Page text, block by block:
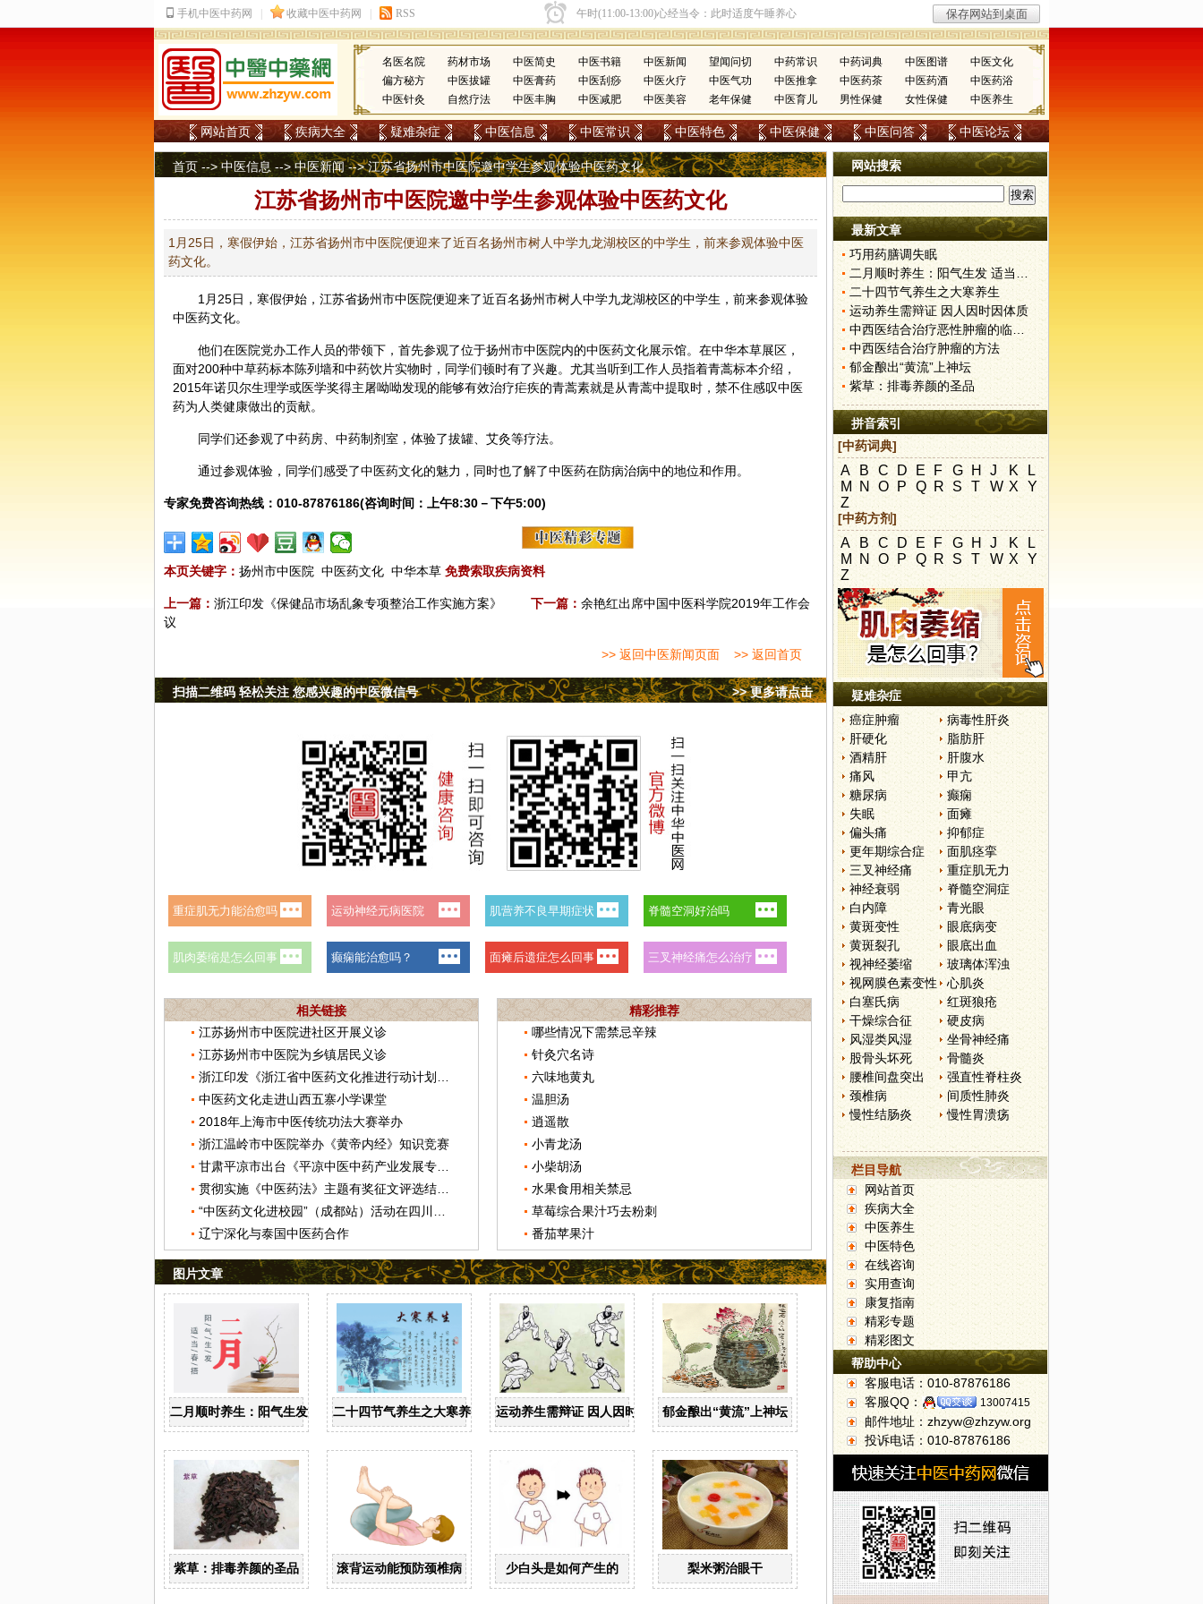
名医名院 药材市场 中医简史 中医书籍 中医新闻 望闻问切 中药常识 中药词典 中医图谱
中医文化
偏方秘方
中医拔罐 中医膏药 中医刮痧 中医火疗 中医气功 中医推拿 中医药茶 中医药酒
中医药浴
中医针灸
自然疗法 中医丰胸 中医减肥 中医美容 老年保健 中医育儿 男性保健 女性保健 中医养生
网站首页 疾病大全 疑难杂症 中医信息 中医常识 中医特色 中医保健 中医问答 中医论坛
首页 -->中医信息 -->中医新闻--> 江苏省扬州市中医院邀中学生参观体验中医药文化
江苏省扬州市中医院邀中学生参观体验中医药文化
1月25日，寒假伊始，江苏省扬州市中医院便迎来了近百名扬州市树人中学九龙湖校区的中学生，前来参观体验中医
药文化。
1月25日，寒假伊始，江苏省扬州市中医院便迎来了近百名扬州市树人中学九龙湖校区的中学生，前来参观体验
中医药文化。
他们在医院党办工作人员的带领下，首先参观了位于扬州市中医院内的中医药文化展示馆。在中华本草展区，
面对200种中草药标本陈列墙和中药饮片实物时，同学们顿时有了兴趣。尤其当听到工作人员指着青蒿标本介绍，
2015年诺贝尔生理学或医学奖得主屠呦呦发现的能够有效治疗疟疾的青蒿素就是从青蒿中提取时，禁不住感叹中医
药为人类健康做出的贡献。
同学们还参观了中药房、中药制剂室，体验了拔罐 艾灸等疗法。
通过参观体验，同学们感受了中医药文化的魅力，同时也了解了中医药在防病治病中的地位和作用。
专家免费咨询热线：010-87876186(咨询时间：上午8:30－下午5:00)
本页关键字： 扬州市中医院 中医药文化 中华本草 免费索取疾病资料
上一篇： 浙江印发《保健品市场乱象专项整治工作实施方案》 下一篇： 余艳红出席中国中医科学院2019年工作会
议
>> 返回中医新闻页面 >> 返回首页
>> 更多请点击
扫描二维码 轻松关注 您感兴趣的中医微信号
相关链接
江苏扬州市中医院进社区开展义诊
江苏扬州市中医院为乡镇居民义诊
中医药文化走进山西五寨小学课堂
2018年上海市中医传统功法大赛举办
浙江温岭市中医院举办《黄帝内经》知识竞赛
辽宁深化与泰国中医药合作
精彩推荐
哪些情况下需禁忌辛辣
针灸穴名诗
六味地黄丸
温胆汤
逍遥散
小青龙汤
小柴胡汤
水果食用相关禁忌
草莓综合果汁巧去粉刺
番茄苹果汁
图片文章
二月顺时养生：阳气生发 适当春捂二十四节气养生之大寒养生 运动养生需辩证 因人因时因体质郁金酿出“黄流”上神坛
紫草：排毒养颜的圣品 滚背运动能预防颈椎病 少白头是如何产生的 梨米粥治眼干
网站搜索
最新文章
巧用药膳调失眠
二月顺时养生：阳气生发 适当春捂
二十四节气养生之大寒养生
运动养生需辩证 因人因时因体质
中西医结合治疗恶性肿瘤的临床意义
中西医结合治疗肿瘤的方法
郁金酿出“黄流”上神坛
紫草：排毒养颜的圣品
拼音索引
[中药词典]
A B C D E F G H J K
L
M N O P Q R S T W X
Y
Z
[中药方剂]
A B C D E F G H J K
L
M N O P Q R S T W X
Y
Z
疑难杂症
癌症肿瘤
病毒性肝炎
肝硬化
脂肪肝
酒精肝
肝腹水
痛风
甲亢
糖尿病
癫痫
失眠
面瘫
偏头痛
抑郁症
更年期综合症
面肌痉挛
三叉神经痛
重症肌无力
神经衰弱
脊髓空洞症
白内障
青光眼
黄斑变性
眼底病变
黄斑裂孔
眼底出血
视神经萎缩
玻璃体浑浊
视网膜色素变性
心肌炎
白塞氏病
红斑狼疮
干燥综合征
硬皮病
风湿类风湿
坐骨神经痛
股骨头坏死
骨髓炎
腰椎间盘突出
强直性脊柱炎
颈椎病
间质性肺炎
慢性结肠炎
慢性胃溃疡
栏目导航
网站首页
疾病大全
中医养生
中医特色
在线咨询
实用查询
康复指南
精彩专题
精彩图文
帮助中心
客服电话：010-87876186
客服QQ：
13007415
邮件地址：zhzyw@zhzyw.org
投诉电话：010-87876186